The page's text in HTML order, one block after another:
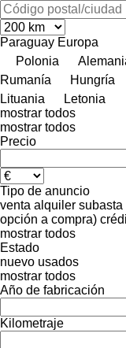
Paraguay Europa
Polonia
Rumanía
Hungría
Lituania
Letonia
mostrar todos
mostrar todos
Precio
Tipo de anuncio
venta alquiler subasta
opción a compra)
mostrar todos
Estado
nuevo usados
mostrar todos
Año de fabricación
Kilometraje